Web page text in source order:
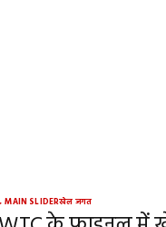
MAIN SLIDERखेल जगत